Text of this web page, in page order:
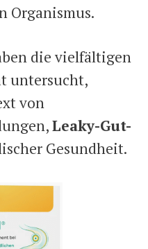
Organismus.
die vielfältigen
untersucht,
von
Leaky-Gut-
Gesundheit.